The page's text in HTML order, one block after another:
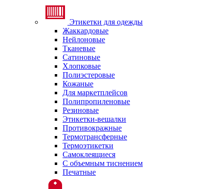
Этикетки для одежды
Жаккардовые
Нейлоновые
Тканевые
Сатиновые
Хлопковые
Полиэстеровые
Кожаные
Для маркетплейсов
Полипропиленовые
Резиновые
Этикетки-вешалки
Противокражные
Термотрансферные
Термоэтикетки
Самоклеящиеся
С объемным тиснением
Печатные